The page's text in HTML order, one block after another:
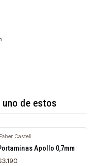
de estos
Faber Castell
Apollo 0,7mm